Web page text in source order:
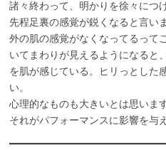
諸々終わって、明かりを徐々につ
先程足裏の感覚が鋭くなると言い
外の肌の感覚がなくなってるって
いてまわりが見えるようになると
を肌が感じている。ヒリっとした
い。
心理的なものも大きいとは思いま
それがパフォーマンスに影響を与